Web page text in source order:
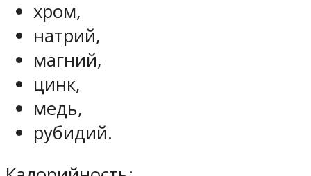
хром,
натрий,
магний,
цинк,
медь,
рубидий.